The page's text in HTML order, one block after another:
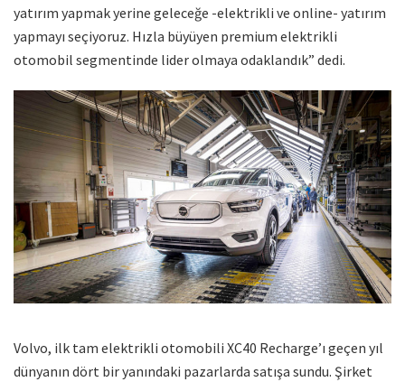
yatırım yapmak yerine geleceğe -elektrikli ve online- yatırım
yapmayı seçiyoruz. Hızla büyüyen premium elektrikli
otomobil segmentinde lider olmaya odaklandık” dedi.
Volvo, ilk tam elektrikli otomobili XC40 Recharge’ı geçen yıl
dünyanın dört bir yanındaki pazarlarda satışa sundu. Şirket